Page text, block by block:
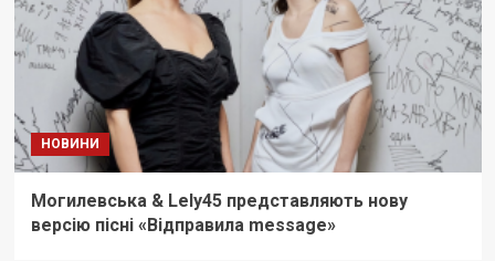
НОВИНИ
Могилевська & Lely45 представляють нову
версію пісні «Відправила message»